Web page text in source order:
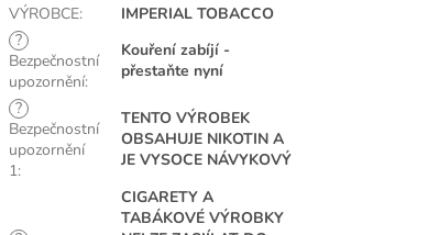
VÝROBCE:
IMPERIAL TOBACCO
?
Bezpečnostní
upozornění:
Kouření zabíjí -
přestaňte nyní
?
Bezpečnostní
upozornění
1:
TENTO VÝROBEK
OBSAHUJE NIKOTIN A
JE VYSOCE NÁVYKOVÝ
CIGARETY A
TABÁKOVÉ VÝROBKY